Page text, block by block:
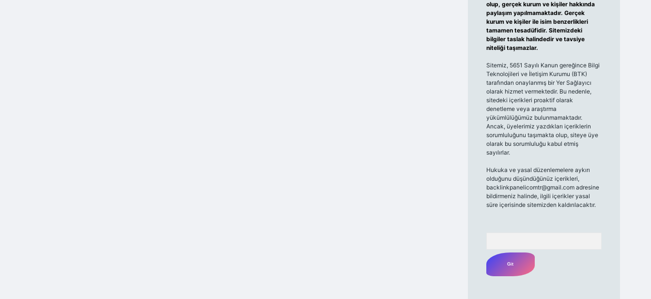
olup, gerçek kurum ve kişiler hakkında
paylaşım yapılmamaktadır. Gerçek
kurum ve kişiler ile isim benzerlikleri
tamamen tesadüfidir. Sitemizdeki
bilgiler taslak halindedir ve tavsiye
niteliği taşımazlar.
Sitemiz, 5651 Sayılı Kanun gereğince Bilgi
Teknolojileri ve İletişim Kurumu (BTK)
tarafından onaylanmış bir Yer Sağlayıcı
olarak hizmet vermektedir. Bu nedenle,
sitedeki içerikleri proaktif olarak
denetleme veya araştırma
yükümlülüğümüz bulunmamaktadır.
Ancak, üyelerimiz yazdıkları içeriklerin
sorumluluğunu taşımakta olup, siteye üye
olarak bu sorumluluğu kabul etmiş
sayılırlar.
Hukuka ve yasal düzenlemelere aykırı
olduğunu düşündüğünüz içerikleri,
backlinkpanelicomtr@gmail.comadresine
bildirmeniz halinde, ilgili içerikler yasal
süre içerisinde sitemizden kaldırılacaktır.